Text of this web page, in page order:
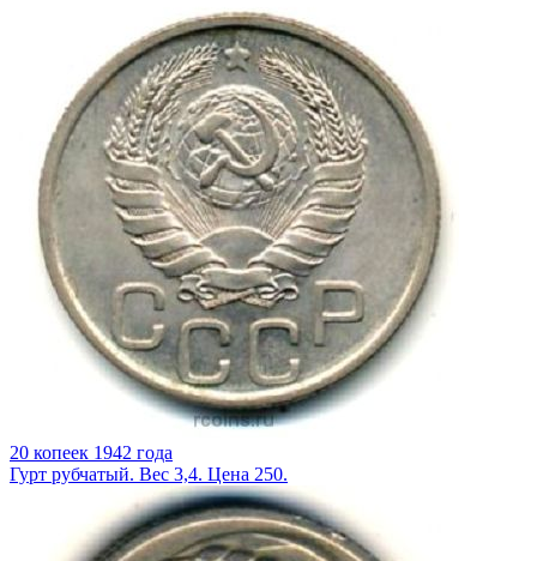
20 копеек 1942 года
Гурт рубчатый. Вес 3,4. Цена 250.